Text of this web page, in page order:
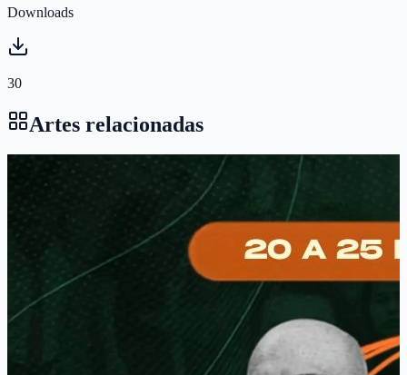
Downloads
30
Artes relacionadas